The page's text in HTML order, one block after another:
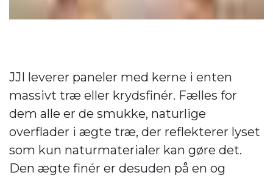
JJI leverer paneler med kerne i enten
massivt træ eller krydsfinér. Fælles for
dem alle er de smukke, naturlige
overflader i ægte træ, der reflekterer lyset
som kun naturmaterialer kan gøre det.
Den ægte finér er desuden på en og